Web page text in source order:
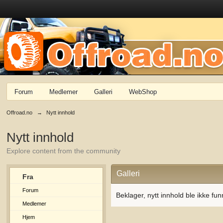
Forum Medlemer Galleri WebShop
Offroad.no → Nytt innhold
Nytt innhold
Explore content from the community
Fra
Forum
Medlemer
Hjem
Galleri
Beklager, nytt innhold ble ikke